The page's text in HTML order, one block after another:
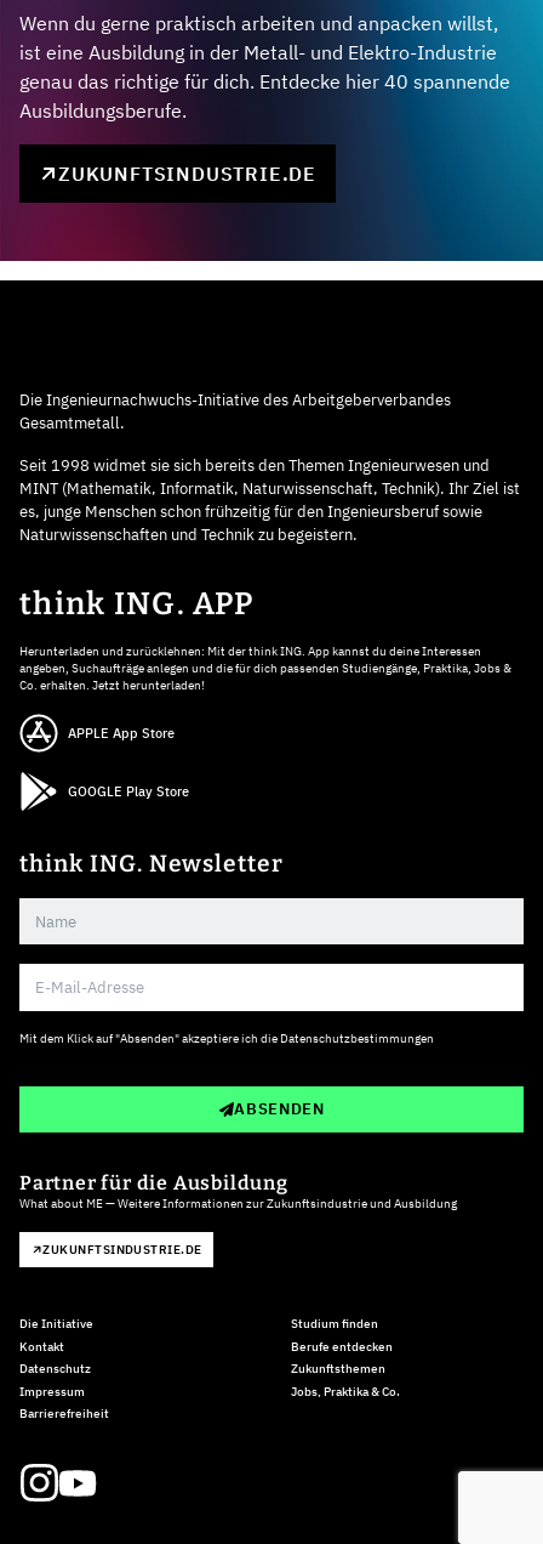
Wenn du gerne praktisch arbeiten und anpacken willst,
ist eine Ausbildung in der Metall- und Elektro-Industrie
genau das richtige für dich. Entdecke hier 40 spannende
Ausbildungsberufe.
ZUKUNFTSINDUSTRIE.DE
Die Ingenieurnachwuchs-Initiative des Arbeitgeberverbandes
Gesamtmetall.
Seit 1998 widmet sie sich bereits den Themen Ingenieurwesen und
MINT (Mathematik, Informatik, Naturwissenschaft, Technik). Ihr Ziel ist
es, junge Menschen schon frühzeitig für den Ingenieursberuf sowie
Naturwissenschaften und Technik zu begeistern.
think ING. APP
Herunterladen und zurücklehnen: Mit der think ING. App kannst du deine Interessen
angeben, Suchaufträge anlegen und die für dich passenden Studiengänge, Praktika, Jobs &
Co. erhalten. Jetzt herunterladen!
APPLE App Store
GOOGLE Play Store
think ING. Newsletter
Mit dem Klick auf "Absenden" akzeptiere ich die Datenschutzbestimmungen
ABSENDEN
Partner für die Ausbildung
What about ME — Weitere Informationen zur Zukunftsindustrie und Ausbildung
ZUKUNFTSINDUSTRIE.DE
Die Initiative
Kontakt
Datenschutz
Impressum
Barrierefreiheit
Studium finden
Berufe entdecken
Zukunftsthemen
Jobs, Praktika & Co.